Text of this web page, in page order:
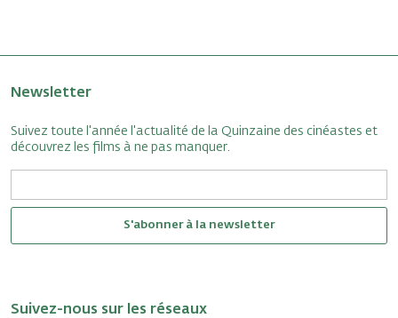
Newsletter
Suivez toute l'année l'actualité de la Quinzaine des cinéastes et
découvrez les films à ne pas manquer.
S'abonner à la newsletter
Suivez-nous sur les réseaux